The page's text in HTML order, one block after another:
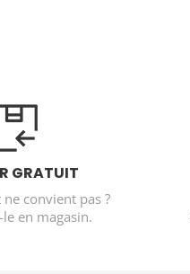
GRATUIT
convient pas ?
en magasin.